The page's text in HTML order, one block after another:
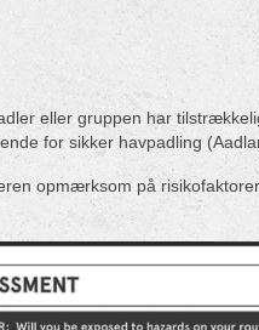
eller gruppen har
for sikker havpadling
opmærksom på